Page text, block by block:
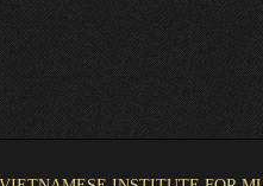
low g string. em ở
Tôi muốn mua bộ
không? Thời gian